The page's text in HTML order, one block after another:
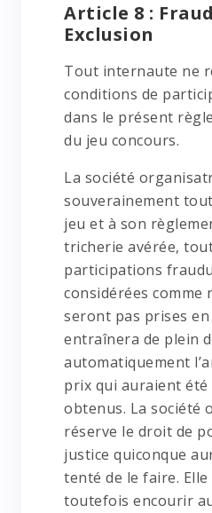
Article 8 :
Exclusion
Tout internaute ne
conditions de
dans le présent
du jeu concours.
La société
souverainement
jeu et à son
tricherie avérée,
participations
considérées comme
seront pas prises en
entraînera de plein
automatiquement
prix qui auraient
obtenus. La société
réserve le droit de
justice quiconque
tenté de le faire.
toutefois encourir